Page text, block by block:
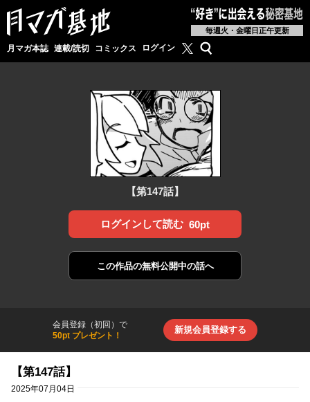
毎週火・金曜日正午更新
月マガ本誌 連載/読切 コミックス ログイン 月マガ基地公式X
検索
【第147話】
ログインして読む 60pt
この作品の無料公開中の話へ
会員登録（初回）で
50pt プレゼント！
新規会員登録する
【第147話】
2025年07月04日